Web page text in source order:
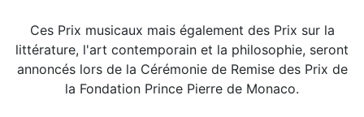
Ces Prix musicaux mais également des Prix sur la
littérature, l'art contemporain et la philosophie, seront
annoncés lors de la Cérémonie de Remise des Prix de
la Fondation Prince Pierre de Monaco.